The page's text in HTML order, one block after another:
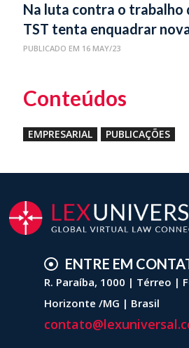
Na luta contra o trabalho
TST tenta enquadrar
laborais
PUBLICADO EM 16 MAY/23
Conteúdos
EMPRESARIAL PUBLICAÇÕES
ENTRE EM
R. Paraíba, 1000 | Térreo |
Horizonte /MG | Brasil